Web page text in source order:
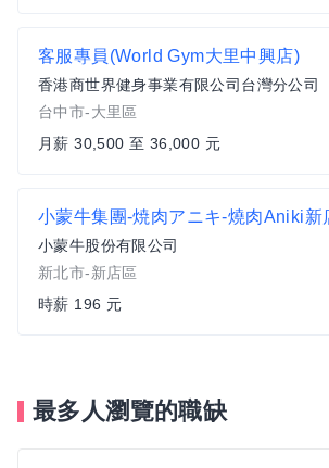
客服專員(World Gym大里中興店)
香港商世界健身事業有限公司台灣分公司
台中市-大里區
月薪 30,500 至 36,000 元
小蒙牛集團-焼肉アニキ-燒肉Aniki新
小蒙牛股份有限公司
新北市-新店區
時薪 196 元
最多人瀏覽的職缺